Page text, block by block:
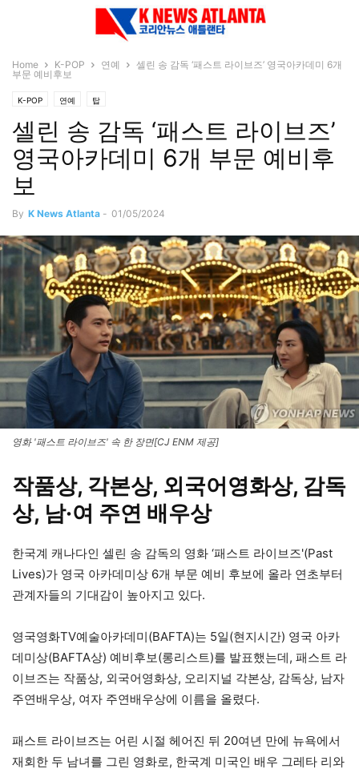
Home K-POP 연예
셀린 송 감독 ‘패스트 라이브즈’ 영국아카데미 6개
부문 예비후보
K-POP 연예 탑
셀린 송 감독 ‘패스트 라이브즈’
영국아카데미 6개 부문 예비후
보
By K News Atlanta - 01/05/2024
영화 '패스트 라이브즈' 속 한 장면[CJ ENM 제공]
작품상, 각본상, 외국어영화상, 감독
상, 남·여 주연 배우상
한국계 캐나다인 셀린 송 감독의 영화 ‘패스트 라이브즈'(Past
Lives)가 영국 아카데미상 6개 부문 예비 후보에 올라 연초부터
관계자들의 기대감이 높아지고 있다.
영국영화TV예술아카데미(BAFTA)는 5일(현지시간) 영국 아카
데미상(BAFTA상) 예비후보(롱리스트)를 발표했는데, 패스트 라
이브즈는 작품상, 외국어영화상, 오리지널 각본상, 감독상, 남자
주연배우상, 여자 주연배우상에 이름을 올렸다.
패스트 라이브즈는 어린 시절 헤어진 뒤 20여년 만에 뉴욕에서
재회한 두 남녀를 그린 영화로, 한국계 미국인 배우 그레타 리와